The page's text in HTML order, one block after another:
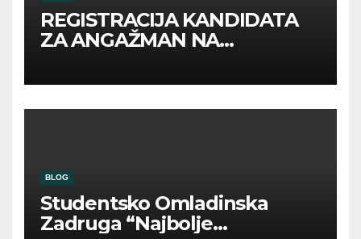
REGISTRACIJA KANDIDATA
ZA ANGAŽMAN NA
BLOG
Studentsko Omladinska
Zadruga “Najbolje